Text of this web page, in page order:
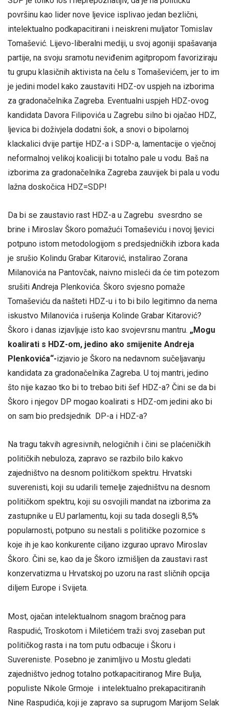
površinu kao lider nove ljevice isplivao jedan bezlični,
intelektualno podkapacitirani i neiskreni muljator Tomislav
Tomašević. Lijevo-liberalni mediji, u svoj agoniji spašavanja
partije, na svoju sramotu neviđenim agitpropom favoriziraju
tu grupu klasičnih aktivista na čelu s Tomaševićem, jer to im
je jedini model kako zaustaviti HDZ-ov uspjeh na izborima
za gradonačelnika Zagreba. Eventualni uspjeh HDZ-ovog
kandidata Davora Filipovića u Zagrebu silno bi ojačao HDZ,
ljevica bi doživjela dodatni šok, a snovi o bipolarnoj
klackalici dvije partije HDZ-a i SDP-a, lamentacije o vječnoj
neformalnoj velikoj koaliciji bi totalno pale u vodu. Baš na
izborima za gradonačelnika Zagreba zauvijek bi pala u vodu
lažna doskočica HDZ=SDP!
Da bi se zaustavio rast HDZ-a u Zagrebu svesrdno se
brine i Miroslav Škoro pomažući Tomaševiću i novoj ljevici
potpuno istom metodologijom s predsjedničkih izbora kada
je srušio Kolindu Grabar Kitarović, instalirao Zorana
Milanovića na Pantovčak, naivno misleći da će tim potezom
srušiti Andreja Plenkovića. Škoro svjesno pomaže
Tomaševiću da našteti HDZ-u i to bi bilo legitimno da nema
iskustvo Milanovića i rušenja Kolinde Grabar Kitarović?
Škoro i danas izjavljuje isto kao svojevrsnu mantru. „Mogu
koalirati s HDZ-om, jedino ako smijenite Andreja
Plenkovića“-izjavio je Škoro na nedavnom sučeljavanju
kandidata za gradonačelnika Zagreba. U toj mantri, jedino
što nije kazao tko bi to trebao biti šef HDZ-a? Čini se da bi
Škoro i njegov DP mogao koalirati s HDZ-om jedini ako bi
on sam bio predsjednik DP-a i HDZ-a?
Na tragu takvih agresivnih, nelogičnih i čini se plaćeničkih
političkih nebuloza, zapravo se razbilo bilo kakvo
zajedništvo na desnom političkom spektru. Hrvatski
suverenisti, koji su udarili temelje zajedništvu na desnom
političkom spektru, koji su osvojili mandat na izborima za
zastupnike u EU parlamentu, koji su tada dosegli 8,5%
popularnosti, potpuno su nestali s političke pozornice s
koje ih je kao konkurente ciljano izgurao upravo Miroslav
Škoro. Čini se, kao da je Škoro izmišljen da zaustavi rast
konzervatizma u Hrvatskoj po uzoru na rast sličnih opcija
diljem Europe i Svijeta.
Most, ojačan intelektualnom snagom bračnog para
Raspudić, Troskotom i Miletićem traži svoj zaseban put
političkog rasta i na tom putu odbacuje i Škoru i
Suvereniste. Posebno je zanimljivo u Mostu gledati
zajedništvo jednog totalno potkapacitiranog Mire Bulja,
populiste Nikole Grmoje i intelektualno prekapacitiranih
Nine Raspudića, koji je zapravo sa suprugom Marijom Selak